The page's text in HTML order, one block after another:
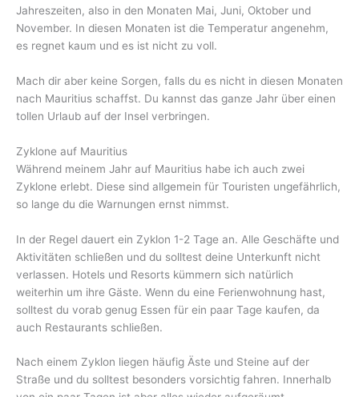
Jahreszeiten, also in den Monaten Mai, Juni, Oktober und
November. In diesen Monaten ist die Temperatur angenehm,
es regnet kaum und es ist nicht zu voll.
Mach dir aber keine Sorgen, falls du es nicht in diesen Monaten
nach Mauritius schaffst. Du kannst das ganze Jahr über einen
tollen Urlaub auf der Insel verbringen.
Zyklone auf Mauritius
Während meinem Jahr auf Mauritius habe ich auch zwei
Zyklone erlebt. Diese sind allgemein für Touristen ungefährlich,
so lange du die Warnungen ernst nimmst.
In der Regel dauert ein Zyklon 1-2 Tage an. Alle Geschäfte und
Aktivitäten schließen und du solltest deine Unterkunft nicht
verlassen. Hotels und Resorts kümmern sich natürlich
weiterhin um ihre Gäste. Wenn du eine Ferienwohnung hast,
solltest du vorab genug Essen für ein paar Tage kaufen, da
auch Restaurants schließen.
Nach einem Zyklon liegen häufig Äste und Steine auf der
Straße und du solltest besonders vorsichtig fahren. Innerhalb